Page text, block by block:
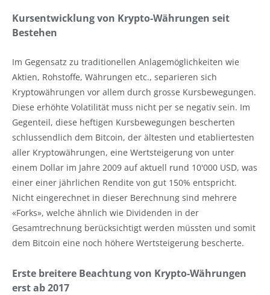
Kursentwicklung von Krypto-Währungen seit
Bestehen
Im Gegensatz zu traditionellen Anlagemöglichkeiten wie
Aktien, Rohstoffe, Währungen etc., separieren sich
Kryptowährungen vor allem durch grosse Kursbewegungen.
Diese erhöhte Volatilität muss nicht per se negativ sein. Im
Gegenteil, diese heftigen Kursbewegungen bescherten
schlussendlich dem Bitcoin, der ältesten und etabliertesten
aller Kryptowährungen, eine Wertsteigerung von unter
einem Dollar im Jahre 2009 auf aktuell rund 10'000 USD, was
einer einer jährlichen Rendite von gut 150% entspricht.
Nicht eingerechnet in dieser Berechnung sind mehrere
«Forks», welche ähnlich wie Dividenden in der
Gesamtrechnung berücksichtigt werden müssten und somit
dem Bitcoin eine noch höhere Wertsteigerung bescherte.
Erste breitere Beachtung von Krypto-Währungen
erst ab 2017